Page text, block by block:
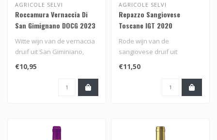
AGRICOLE SELVI
Roccamura Vernaccia Di
San Gimignano DOCG 2023
Witte wijn van de vernaccia
druif uit San Giminiano,
Toscane, Italië van het wi..
€10,95
AGRICOLE SELVI
Repazzo Sangiovese
Toscane IGT 2020
Rode wijn van de
sangiovese druif uit
Toscane, Italië
€11,50